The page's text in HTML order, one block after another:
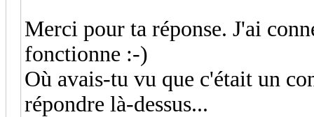
Merci pour ta réponse. J'ai
fonctionne :-)
Où avais-tu vu que c'était un
répondre là-dessus...